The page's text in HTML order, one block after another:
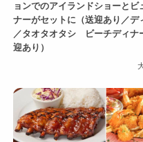
ョンでのアイランドショーとビ
ナーがセットに（送迎あり／デ
／タオタオタシ ビーチディナ
迎あり）